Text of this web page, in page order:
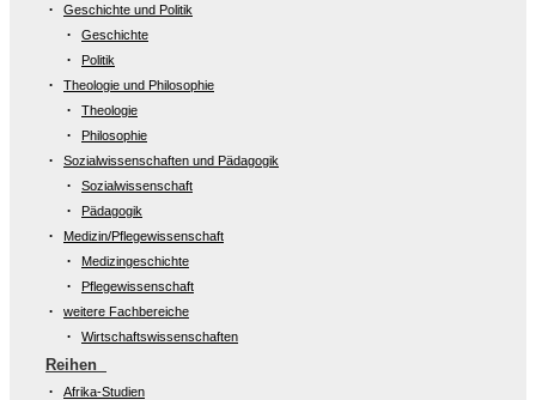
Geschichte und Politik
Geschichte
Politik
Theologie und Philosophie
Theologie
Philosophie
Sozialwissenschaften und Pädagogik
Sozialwissenschaft
Pädagogik
Medizin/Pflegewissenschaft
Medizingeschichte
Pflegewissenschaft
weitere Fachbereiche
Wirtschaftswissenschaften
Reihen
Afrika-Studien